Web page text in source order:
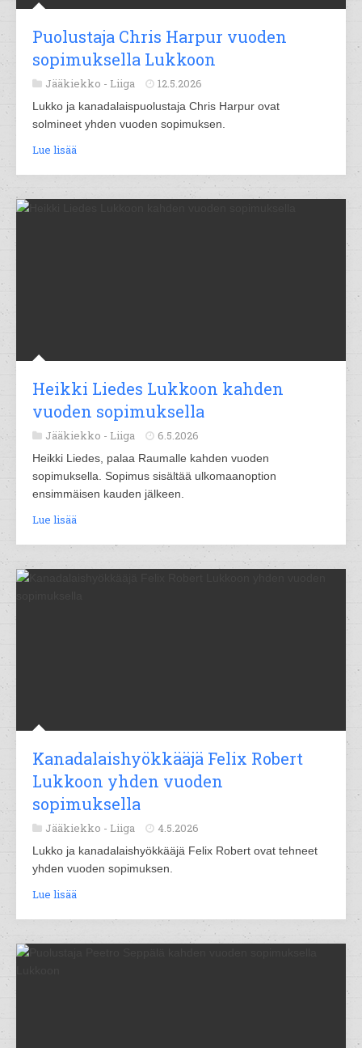
Puolustaja Chris Harpur vuoden
sopimuksella Lukkoon
Jääkiekko - Liiga 12.5.2026
Lukko ja kanadalaispuolustaja Chris Harpur ovat
solmineet yhden vuoden sopimuksen.
Lue lisää
Heikki Liedes Lukkoon kahden
vuoden sopimuksella
Jääkiekko - Liiga 6.5.2026
Heikki Liedes, palaa Raumalle kahden vuoden
sopimuksella. Sopimus sisältää ulkomaanoption
ensimmäisen kauden jälkeen.
Lue lisää
Kanadalaishyökkääjä Felix Robert
Lukkoon yhden vuoden
sopimuksella
Jääkiekko - Liiga 4.5.2026
Lukko ja kanadalaishyökkääjä Felix Robert ovat tehneet
yhden vuoden sopimuksen.
Lue lisää